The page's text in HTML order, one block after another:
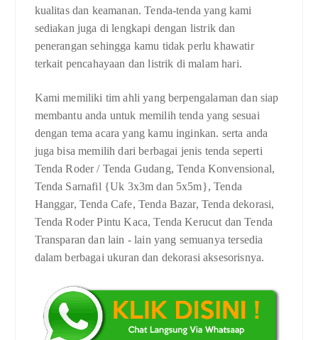
kualitas dan keamanan. Tenda-tenda yang kami
sediakan juga di lengkapi dengan listrik dan
penerangan sehingga kamu tidak perlu khawatir
terkait pencahayaan dan listrik di malam hari.
Kami memiliki tim ahli yang berpengalaman dan siap
membantu anda untuk memilih tenda yang sesuai
dengan tema acara yang kamu inginkan. serta anda
juga bisa memilih dari berbagai jenis tenda seperti
Tenda Roder / Tenda Gudang, Tenda Konvensional,
Tenda Sarnafil {Uk 3x3m dan 5x5m}, Tenda
Hanggar, Tenda Cafe, Tenda Bazar, Tenda dekorasi,
Tenda Roder Pintu Kaca, Tenda Kerucut dan Tenda
Transparan dan lain - lain yang semuanya tersedia
dalam berbagai ukuran dan dekorasi aksesorisnya.